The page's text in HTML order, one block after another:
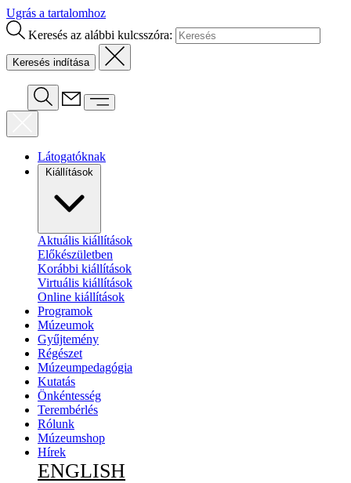
Ugrás a tartalomhoz
Keresés az alábbi kulcsszóra:
Látogatóknak
Kiállítások
Aktuális kiállítások
Előkészületben
Korábbi kiállítások
Virtuális kiállítások
Online kiállítások
Programok
Múzeumok
Gyűjtemény
Régészet
Múzeumpedagógia
Kutatás
Önkéntesség
Terembérlés
Rólunk
Múzeumshop
Hírek
ENGLISH